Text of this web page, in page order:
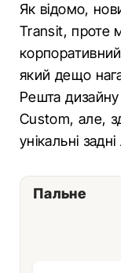
Як відомо,
Transit, проте
який дещо
Решта
Custom, але,
унікальні задні
Пальне